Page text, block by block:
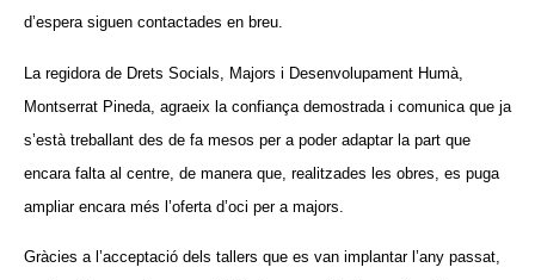
d’espera siguen contactades en breu.
La regidora de Drets Socials, Majors i Desenvolupament Humà,
Montserrat Pineda, agraeix la confiança demostrada i comunica que ja
s’està treballant des de fa mesos per a poder adaptar la part que
encara falta al centre, de manera que, realitzades les obres, es puga
ampliar encara més l’oferta d’oci per a majors.
Gràcies a l’acceptació dels tallers que es van implantar l’any passat,